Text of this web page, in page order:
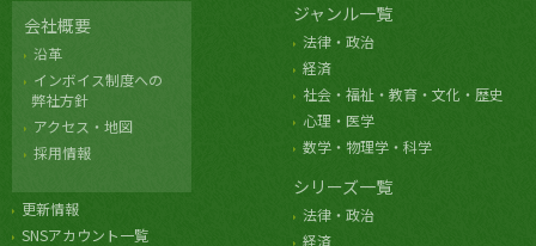
会社概要
沿革
インボイス制度への
弊社方針
アクセス・地図
採用情報
更新情報
SNSアカウント一覧
ジャンル一覧
法律・政治
経済
社会・福祉・教育・文化・歴史
心理・医学
数学・物理学・科学
シリーズ一覧
法律・政治
経済